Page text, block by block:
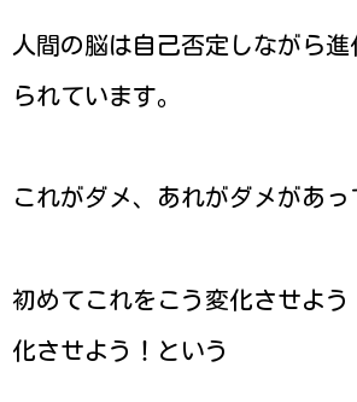
人間の脳は自己否定しながら
られています。
これがダメ、あれがダメがあっ
初めてこれをこう変化させよ
化させよう！という